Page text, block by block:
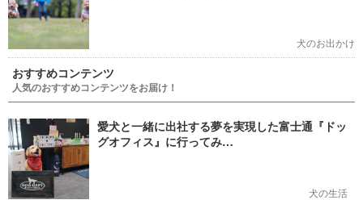
犬のお出かけ
おすすめコンテンツ
人気のおすすめコンテンツをお届け！
愛犬と一緒に出社する夢を実現した富士通『ドッ
グオフィス』に行ってみ…
犬の生活